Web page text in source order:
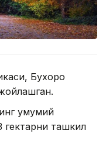
Бухоро
умумий
гектарни ташкил